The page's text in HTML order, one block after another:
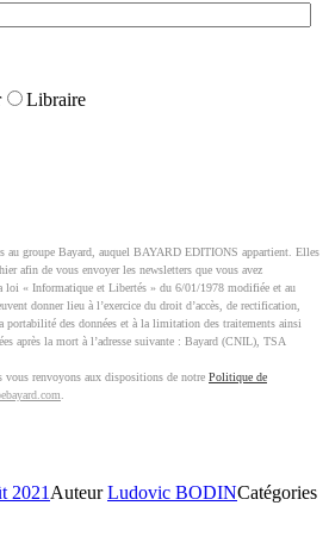
Libraire
au groupe Bayard, auquel BAYARD EDITIONS appartient. Elles
afin de vous envoyer les newsletters que vous avez
loi « Informatique et Libertés » du 6/01/1978 modifiée et au
donner lieu à l’exercice du droit d’accès, de rectification,
portabilité des données et à la limitation des traitements ainsi
après la mort à l’adresse suivante : Bayard (CNIL), TSA
vous renvoyons aux dispositions de notre Politique de
2021 AuteurLudovic BODINCatégories